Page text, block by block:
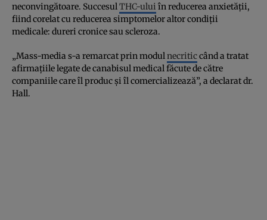
neconvingătoare. SuccesulTHC-ului în reducerea anxietăţii,
fiind corelat cu reducerea simptomelor altor condiţii
medicale: dureri cronice sau scleroza.
„Mass-media s-a remarcat prin modulnecriticcând a tratat
afirmaţiile legate de canabisul medical făcute de către
companiile care îl produc şi îl comercializează”, a declarat dr.
Hall.